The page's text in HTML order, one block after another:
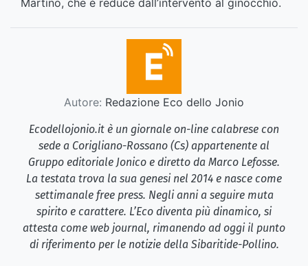
Martino, che è reduce dall’intervento al ginocchio.
Autore: Redazione Eco dello Jonio
Ecodellojonio.it è un giornale on-line calabrese con
sede a Corigliano-Rossano (Cs) appartenente al
Gruppo editoriale Jonico e diretto da Marco Lefosse.
La testata trova la sua genesi nel 2014 e nasce come
settimanale free press. Negli anni a seguire muta
spirito e carattere. L’Eco diventa più dinamico, si
attesta come web journal, rimanendo ad oggi il punto
di riferimento per le notizie della Sibaritide-Pollino.